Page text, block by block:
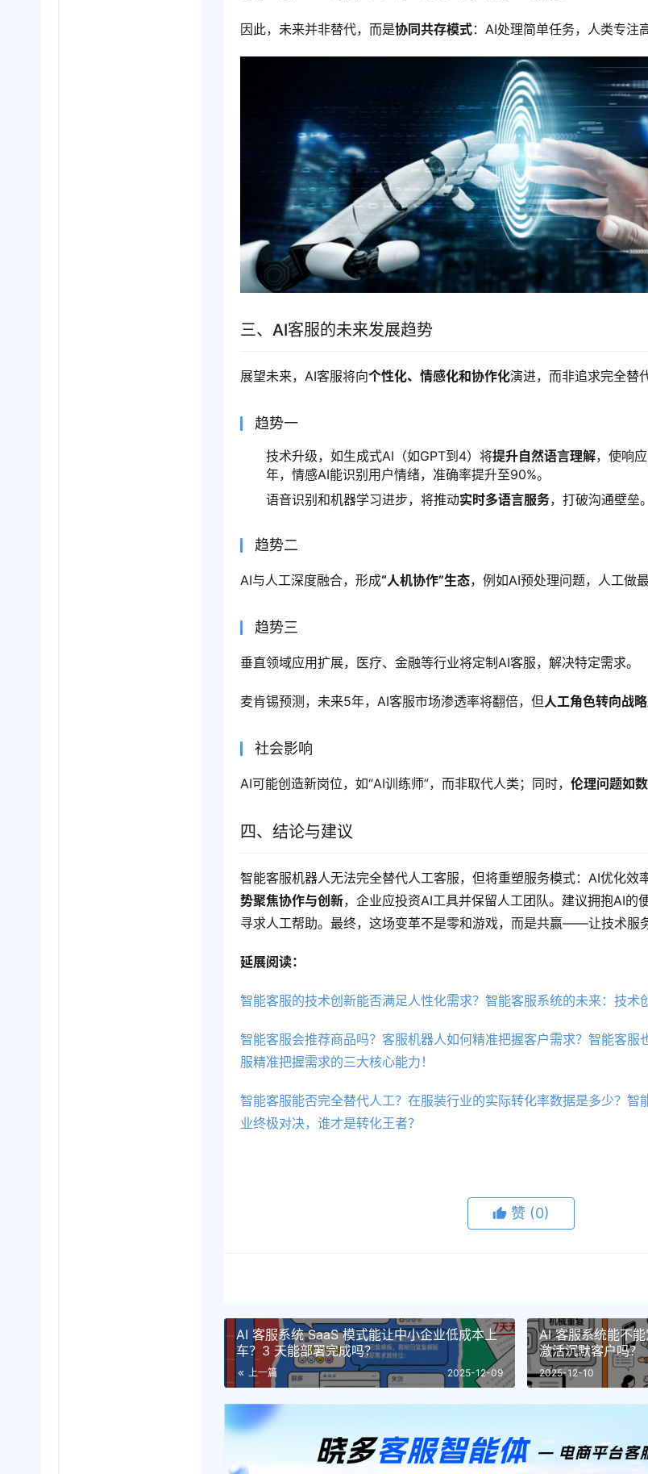
因此，未来并非替代，而是协同共存模式：AI处理简单任务，人类专注
三、AI客服的未来发展趋势
展望未来，AI客服将向个性化、情感化和协作化演进，而非追求完全替代
趋势一
技术升级，如生成式AI（如GPT到4）将提升自然语言理解，使响
年，情感AI能识别用户情绪，准确率提升至90%。
语音识别和机器学习进步，将推动实时多语言服务，打破沟通壁垒。
趋势二
AI与人工深度融合，形成“人机协作”生态，例如AI预处理问题，人工做最
趋势三
垂直领域应用扩展，医疗、金融等行业将定制AI客服，解决特定需求。
麦肯锡预测，未来5年，AI客服市场渗透率将翻倍，但人工角色转向战
社会影响
AI可能创造新岗位，如“AI训练师”，而非取代人类；同时，伦理问题如
四、结论与建议
智能客服机器人无法完全替代人工客服，但将重塑服务模式：AI优化效
势聚焦协作与创新，企业应投资AI工具并保留人工团队。建议拥抱AI的
寻求人工帮助。最终，这场变革不是零和游戏，而是共赢——让技术服
延展阅读：
智能客服的技术创新能否满足人性化需求？智能客服系统的未来：技术
智能客服会推荐商品吗？客服机器人如何精准把握客户需求？智能客服
服精准把握需求的三大核心能力！
智能客服能否完全替代人工？在服装行业的实际转化率数据是多少？智
业终极对决，谁才是转化王者？
赞 (0)
AI 客服系统 SaaS 模式能让中小企业低成本上
车？3 天能部署完成吗？
上一篇 2025-12-09
AI 客服系统能不
激活沉默客户吗？
2025-12-10